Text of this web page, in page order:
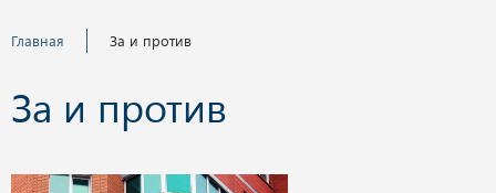
Главная За и против
За и против